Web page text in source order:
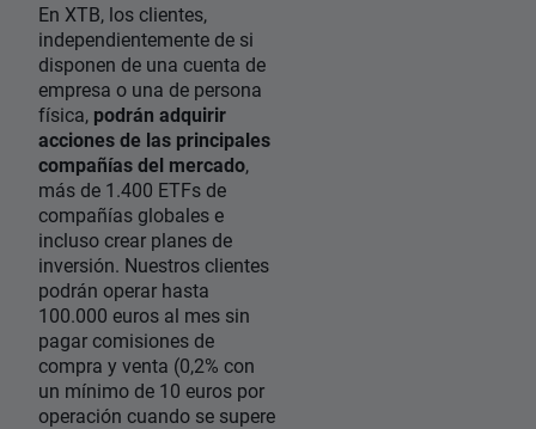
En XTB, los clientes,
independientemente de si
disponen de una cuenta de
empresa o una de persona
física, podrán adquirir
acciones de las principales
compañías del mercado,
más de 1.400 ETFs de
compañías globales e
incluso crear planes de
inversión. Nuestros clientes
podrán operar hasta
100.000 euros al mes sin
pagar comisiones de
compra y venta (0,2% con
un mínimo de 10 euros por
operación cuando se supere